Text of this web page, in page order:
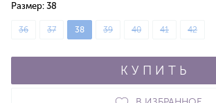
Размер: 38
36 37 38 39 40 41 42
КУПИТЬ